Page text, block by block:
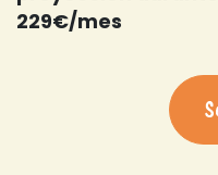
229€/mes